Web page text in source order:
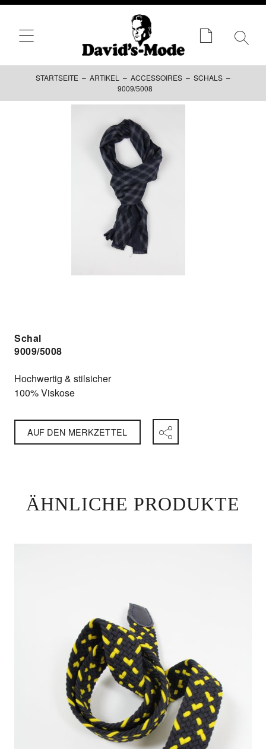
STARTSEITE – ARTIKEL – ACCESSOIRES – SCHALS –
9009/5008
Schal
9009/5008
Hochwertig & stilsicher
100% Viskose
AUF DEN MERKZETTEL
ÄHNLICHE PRODUKTE